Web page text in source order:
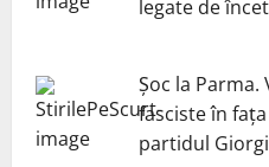
legate de
Șoc la Parma.
fasciste în
partidul